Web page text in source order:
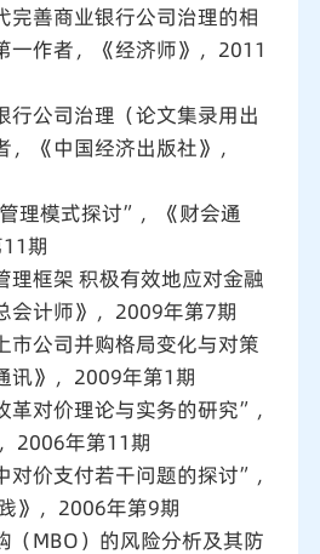
完善商业银行公司治理的相
一作者，《经济师》，2011
行公司治理（论文集录用出
《中国经济出版社》，
管理模式探讨”，《财会通
期
理框架 积极有效地应对金融
会计师》，2009年第7期
市公司并购格局变化与对策
讯》，2009年第1期
革对价理论与实务的研究”，
2006年第11期
对价支付若干问题的探讨”，
》，2006年第9期
（MBO）的风险分析及其防